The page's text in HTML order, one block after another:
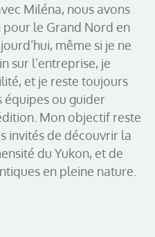
Miléna, nous avons
le Grand Nord en
même si je ne
sur l’entreprise, je
et je reste toujours
ou guider
Mon objectif reste
invités de découvrir la
du Yukon, et de
en pleine nature.